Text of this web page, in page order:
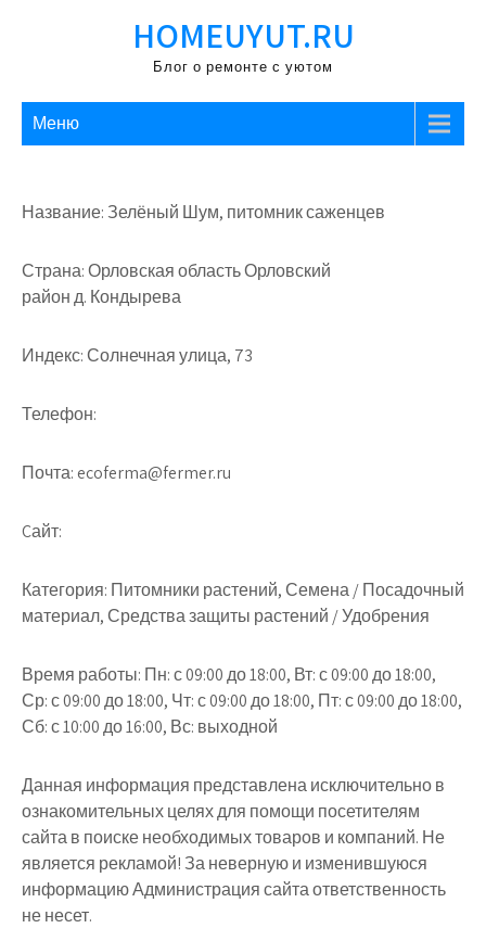
HOMEUYUT.RU
Блог о ремонте с уютом
Меню
Название: Зелёный Шум, питомник саженцев
Страна: Орловская область Орловский
район д. Кондырева
Индекс: Солнечная улица, 73
Телефон:
Почта: ecoferma@fermer.ru
Cайт:
Категория: Питомники растений, Семена / Посадочный
материал, Средства защиты растений / Удобрения
Время работы: Пн: с 09:00 до 18:00, Вт: с 09:00 до 18:00,
Ср: с 09:00 до 18:00, Чт: с 09:00 до 18:00, Пт: с 09:00 до 18:00,
Сб: с 10:00 до 16:00, Вс: выходной
Данная информация представлена исключительно в
ознакомительных целях для помощи посетителям
сайта в поиске необходимых товаров и компаний. Не
является рекламой! За неверную и изменившуюся
информацию Администрация сайта ответственность
не несет.